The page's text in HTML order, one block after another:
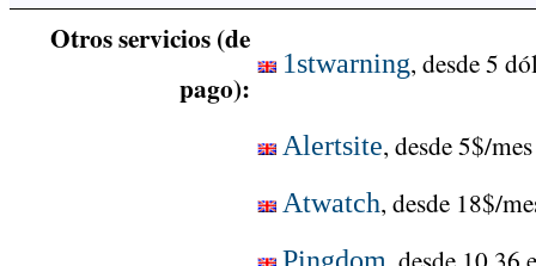
Otros servicios (de
pago):
1stwarning, desde 5
Alertsite, desde 5$/mes
Atwatch, desde 18$/